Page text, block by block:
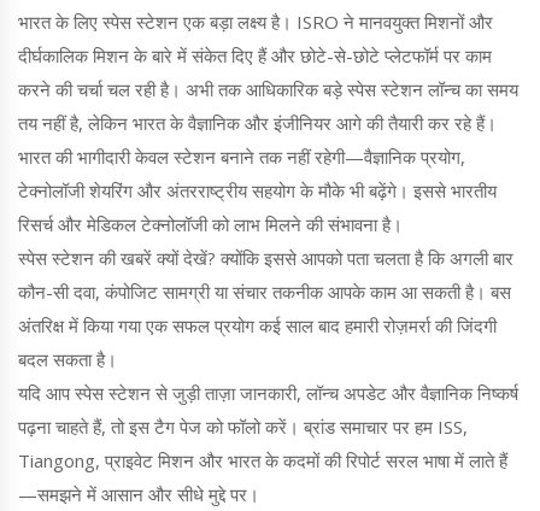
भारत के लिए स्पेस स्टेशन एक बड़ा लक्ष्य है। ISRO ने मानवयुक्त मिशनों और
दीर्घकालिक मिशन के बारे में संकेत दिए हैं और छोटे-से-छोटे प्लेटफॉर्म पर काम
करने की चर्चा चल रही है। अभी तक आधिकारिक बड़े स्पेस स्टेशन लॉन्च का समय
तय नहीं है, लेकिन भारत के वैज्ञानिक और इंजीनियर आगे की तैयारी कर रहे हैं।
भारत की भागीदारी केवल स्टेशन बनाने तक नहीं रहेगी—वैज्ञानिक प्रयोग,
टेक्नोलॉजी शेयरिंग और अंतरराष्ट्रीय सहयोग के मौके भी बढ़ेंगे। इससे भारतीय
रिसर्च और मेडिकल टेक्नोलॉजी को लाभ मिलने की संभावना है।
स्पेस स्टेशन की खबरें क्यों देखें? क्योंकि इससे आपको पता चलता है कि अगली बार
कौन-सी दवा, कंपोजिट सामग्री या संचार तकनीक आपके काम आ सकती है। बस
अंतरिक्ष में किया गया एक सफल प्रयोग कई साल बाद हमारी रोज़मर्रा की जिंदगी
बदल सकता है।
यदि आप स्पेस स्टेशन से जुड़ी ताज़ा जानकारी, लॉन्च अपडेट और वैज्ञानिक निष्कर्ष
पढ़ना चाहते हैं, तो इस टैग पेज को फॉलो करें। ब्रांड समाचार पर हम ISS,
Tiangong, प्राइवेट मिशन और भारत के कदमों की रिपोर्ट सरल भाषा में लाते हैं
—समझने में आसान और सीधे मुद्दे पर।